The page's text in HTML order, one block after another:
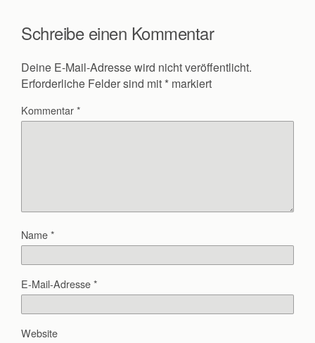
Schreibe einen Kommentar
Deine E-Mail-Adresse wird nicht veröffentlicht.
Erforderliche Felder sind mit * markiert
Kommentar*
Name*
E-Mail-Adresse*
Website